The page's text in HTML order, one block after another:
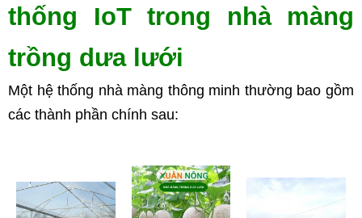
thống IoT trong nhà màng
trồng dưa lưới
Một hệ thống nhà màng thông minh thường bao gồm
các thành phần chính sau: